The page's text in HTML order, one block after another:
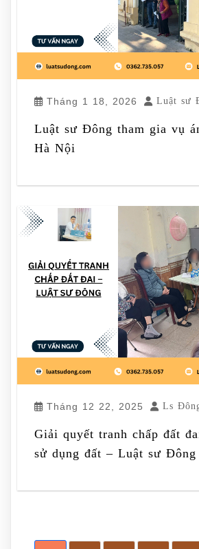
Tháng 1 18, 2026 Luật sư
Luật sư Đông tham gia vụ
Hà Nội
Tháng 12 22, 2025 Ls
Giải quyết tranh chấp đất
sử dụng đất – Luật sư Đông